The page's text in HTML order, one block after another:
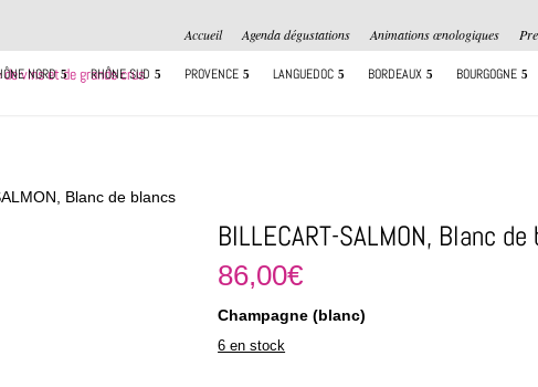
Accueil Agenda dégustations Animations œnologiques
NORD RHÔNE SUD PROVENCE LANGUEDOC BORDEAUX BOURGOGNE
Blanc de blancs
BILLECART-SALMON, Blanc
86,00€
Champagne (blanc)
6 en stock